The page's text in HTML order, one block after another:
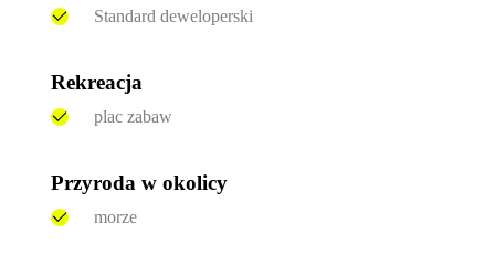
Standard deweloperski
Rekreacja
plac zabaw
Przyroda w okolicy
morze